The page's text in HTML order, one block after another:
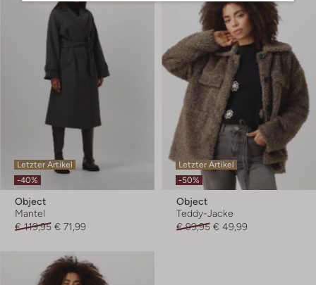
Letzter Artikel
-40%
Object
Mantel
€ 119,95 € 71,99
Letzter Artikel
-50%
Object
Teddy-Jacke
€ 99,95 € 49,99